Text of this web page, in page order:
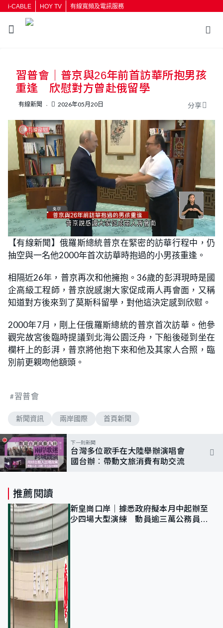
i-CABLE HOY TV 有線寬頻及電訊服務
按輸入鍵開始搜尋
習普會｜普京與26年前首訪華所抱男孩
重逢 欣慰對方曾赴俄留學
有線新聞 2026年05月20日 分享
U
n
m
t
e
o
a
d
e
d
6
6
7
%
【有線新聞】俄羅斯總統普京在緊密的訪華行程中，仍
抽空與一名他2000年首次訪華時抱過的小男孩重逢。
相隔近26年，普京再次和他擁抱。36歲的彭湃現時是國
企高級工程師，普京說感謝大家促成兩人再會面，又稱
知道對方後來到了莫斯科留學，對他這決定感到欣慰。
2000年7月，剛上任俄羅斯總統的普京首次訪華。他參
觀完故宮後臨時提議到北海公園泛舟，下船後碰到坐在
欄杆上的彭湃，普京將他抱下來和他及其家人合照，臨
別前更親吻他額頭。
習普會
新聞資訊 兩岸國際 首頁新聞
下一則新聞
台灣多位歌手在大陸舉辦演唱會
國台辦︰帶動文旅消費有助交流
推薦閱讀
新皇崗口岸｜據悉政府擬本月中起辦至
少四場大型演練 動員逾三萬公務員人